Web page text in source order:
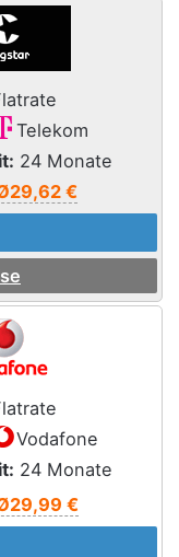
Telekom
24 Monate
€
Vodafone
24 Monate
€